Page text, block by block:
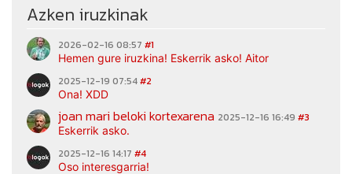
Azken iruzkinak
2026-02-16 08:57 #1
Hemen gure iruzkina! Eskerrik asko! Aitor
2025-12-19 07:54#2
Ona! XDD
joan mari beloki kortexarena 2025-12-16 16:49 #3
Eskerrik asko.
2025-12-16 14:17 #4
Oso interesgarria!